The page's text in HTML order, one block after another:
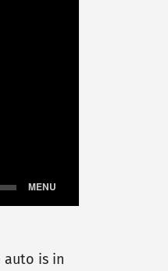
auto is in